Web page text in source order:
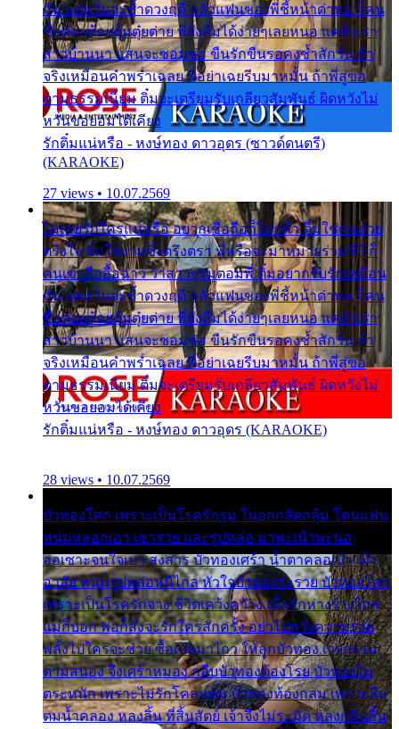
กัน แต่หวั่นจะช้ำดวงฤดี กลัวแฟนของพี่ชี้หน้าด่าทอ ก็คน
ชื่อต๋อยต้อยตุ้มตุ๋ยต่าย พี่ยังลืมได้ง่ายๆเลยหนอ แค่ตัวเรา
สาวบ้านนา แสนจะซอมซ่อ ขืนรักขืนรอคงช้ำสักวัน ถ้า
จริงเหมือนคำพร่ำเฉลย พี่อย่าเฉยรีบมาหมั้น ถ้าพี่สู่ขอ
ตามธรรมเนียม ติ๋มจะเตรียมรับเกลียวสัมพันธ์ ผิดหวังไม่
หวั่นขอยอมได้เคียง
รักติ๋มแน่หรือ - หงษ์ทอง ดาวอุดร (ซาวด์ดนตรี)
(KARAOKE)
27 views • 10.07.2569
ไม่เคยรักใครแน่หรือ อยากเชื่อถือก็ไม่กล้า ติ๋มใช่คนสวย
ตรึงใจ ติ๋มใช่งามซึ้งตรึงตรา พี่หรือจะมาหมายร่วมชีวี ก็
คนเขาลืออื้อฉาว ว่าสาวๆรุมตอมพี่ ติ๋มอยากรับรักเหมือน
กัน แต่หวั่นจะช้ำดวงฤดี กลัวแฟนของพี่ชี้หน้าด่าทอ ก็คน
ชื่อต๋อยต้อยตุ้มตุ๋ยต่าย พี่ยังลืมได้ง่ายๆเลยหนอ แค่ตัวเรา
สาวบ้านนา แสนจะซอมซ่อ ขืนรักขืนรอคงช้ำสักวัน ถ้า
จริงเหมือนคำพร่ำเฉลย พี่อย่าเฉยรีบมาหมั้น ถ้าพี่สู่ขอ
ตามธรรมเนียม ติ๋มจะเตรียมรับเกลียวสัมพันธ์ ผิดหวังไม่
หวั่นขอยอมได้เคียง
รักติ๋มแน่หรือ - หงษ์ทอง ดาวอุดร (KARAOKE)
28 views • 10.07.2569
บัวทองโศก เพราะเป็นโรครักรุม ในอกกลัดกลุ้ม โดนแฟน
หนุ่มหลอกเอา เขารวย และรูปหล่อ มาพะเน้าพะนอ
ออเซาะจนใจเบา สงสาร บัวทองเศร้า น้ำตาคลอเบ้า เฝ้า
อาลัย หนุ่มรูปหล่อหนีไกล หัวใจบัวทองระรวย บัวทองโศก
เพราะเป็นโรครักจาง ชีวิตเคว้งคว้าง เมื่อรักห่างร้างไกล
แม่ก็บอก พ่อก็สั่งจะรักใครสักครั้ง อย่าไปหวังความรวย
พลั้งไปใครจะช่วย ซื้อเปลมาไกว ให้ลูกบัวทอง เวรกรรม
ตามสนอง จึงเศร้าหมอง กลีบบัวทองต้องโรย บัวทองไม่
ตระหนัก เพราะไม่รักโคลนตม บัวทองท้องกลม เพราะลืม
ตมน้ำคลอง หลงลิ้น ที่สิ้นสัตย์ เจ้าจึงไม่ระมัด หลงกลิ่นลิ้น